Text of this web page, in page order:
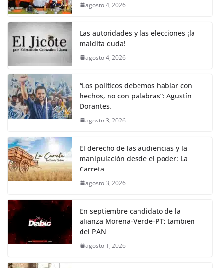
agosto 4, 2026
Las autoridades y las elecciones ¡la
maldita duda!
agosto 4, 2026
“Los políticos debemos hablar con
hechos, no con palabras”: Agustín
Dorantes.
agosto 3, 2026
El derecho de las audiencias y la
manipulación desde el poder: La
Carreta
agosto 3, 2026
En septiembre candidato de la
alianza Morena-Verde-PT; también
del PAN
agosto 1, 2026